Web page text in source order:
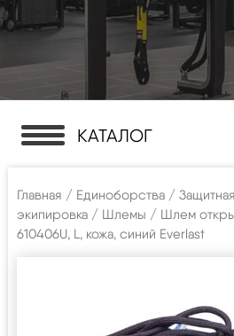
КАТАЛОГ
Главная / Единоборства / Защитная
экипировка / Шлемы / Шлем
610406U, L, кожа, синий Everlast